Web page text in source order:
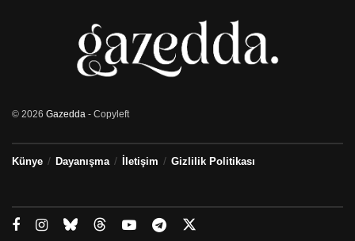
© 2026 Gazedda - Copyleft
Künye Dayanışma İletişim Gizlilik Politikası